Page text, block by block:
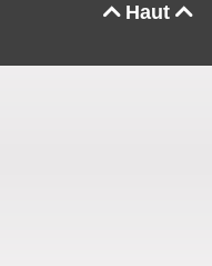
Haut 